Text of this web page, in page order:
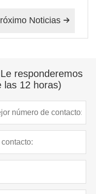

Noticias
responderemos
las 12 horas)